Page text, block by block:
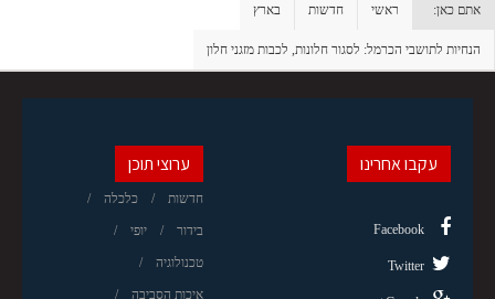
אתם כאן: ראשי חדשות בארץ
הנחיות לתושבי הכרמל: לסגור חלונות, לכבות מזגני חלון
ערוצי תוכן
חדשות כלכלה
בידור יופי
טכנולוגיה
איכות הסביבה
עקבו אחרינו
Facebook
Twitter